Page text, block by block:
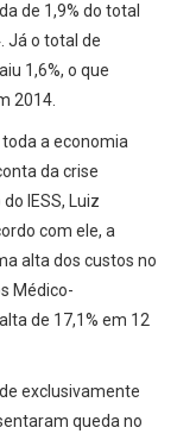
de 1,9% do total
Já o total de
1,6%, o que
2014.
a economia
da crise
IESS, Luiz
com ele, a
alta dos custos no
Médico-
de 17,1% em 12
exclusivamente
queda no